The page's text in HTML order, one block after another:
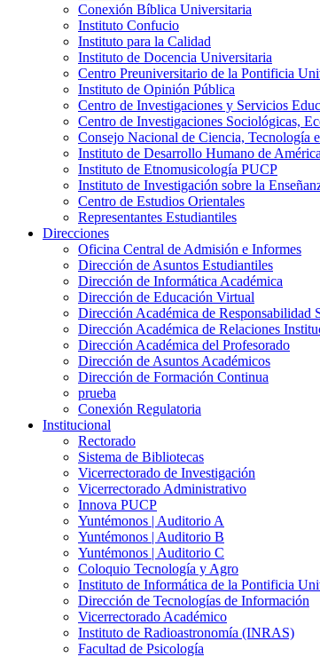
Conexión Bíblica Universitaria
Instituto Confucio
Instituto para la Calidad
Instituto de Docencia Universitaria
Centro Preuniversitario de la Pontificia
Instituto de Opinión Pública
Centro de Investigaciones y Servicios
Centro de Investigaciones Sociológicas,
Consejo Nacional de Ciencia,
Instituto de Desarrollo Humano de
Instituto de Etnomusicología PUCP
Instituto de Investigación sobre la
Centro de Estudios Orientales
Representantes Estudiantiles
Direcciones
Oficina Central de Admisión e Informes
Dirección de Asuntos Estudiantiles
Dirección de Informática Académica
Dirección de Educación Virtual
Dirección Académica de Responsabilidad
Dirección Académica de Relaciones
Dirección Académica del Profesorado
Dirección de Asuntos Académicos
Dirección de Formación Continua
prueba
Conexión Regulatoria
Institucional
Rectorado
Sistema de Bibliotecas
Vicerrectorado de Investigación
Vicerrectorado Administrativo
Innova PUCP
Yuntémonos | Auditorio A
Yuntémonos | Auditorio B
Yuntémonos | Auditorio C
Coloquio Tecnología y Agro
Instituto de Informática de la Pontificia
Dirección de Tecnologías de Información
Vicerrectorado Académico
Instituto de Radioastronomía (INRAS)
Facultad de Psicología